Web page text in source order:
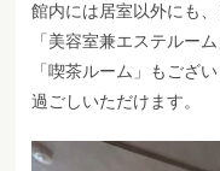
館内には居室以外にも
「美容室兼エステルー
「喫茶ルーム」もござ
過ごしいただけます。